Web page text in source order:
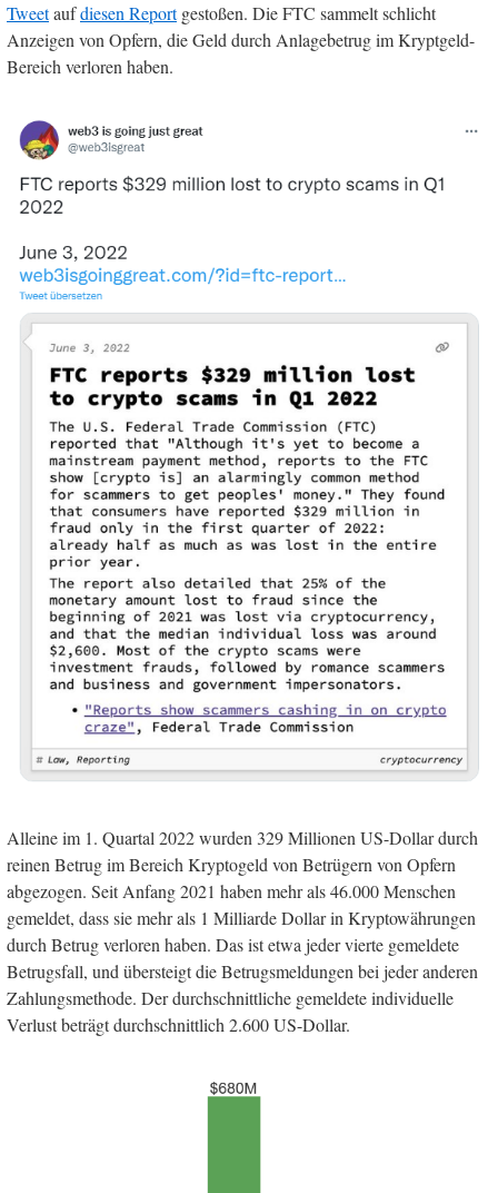
Tweetaufdiesen Reportgestoßen. Die FTC sammelt schlicht
Anzeigen von Opfern, die Geld durch Anlagebetrug im Kryptgeld-
Bereich verloren haben.
Alleine im 1. Quartal 2022 wurden 329 Millionen US-Dollar durch
reinen Betrug im Bereich Kryptogeld von Betrügern von Opfern
abgezogen. Seit Anfang 2021 haben mehr als 46.000 Menschen
gemeldet, dass sie mehr als 1 Milliarde Dollar in Kryptowährungen
durch Betrug verloren haben. Das ist etwa jeder vierte gemeldete
Betrugsfall, und übersteigt die Betrugsmeldungen bei jeder anderen
Zahlungsmethode. Der durchschnittliche gemeldete individuelle
Verlust beträgt durchschnittlich 2.600 US-Dollar.